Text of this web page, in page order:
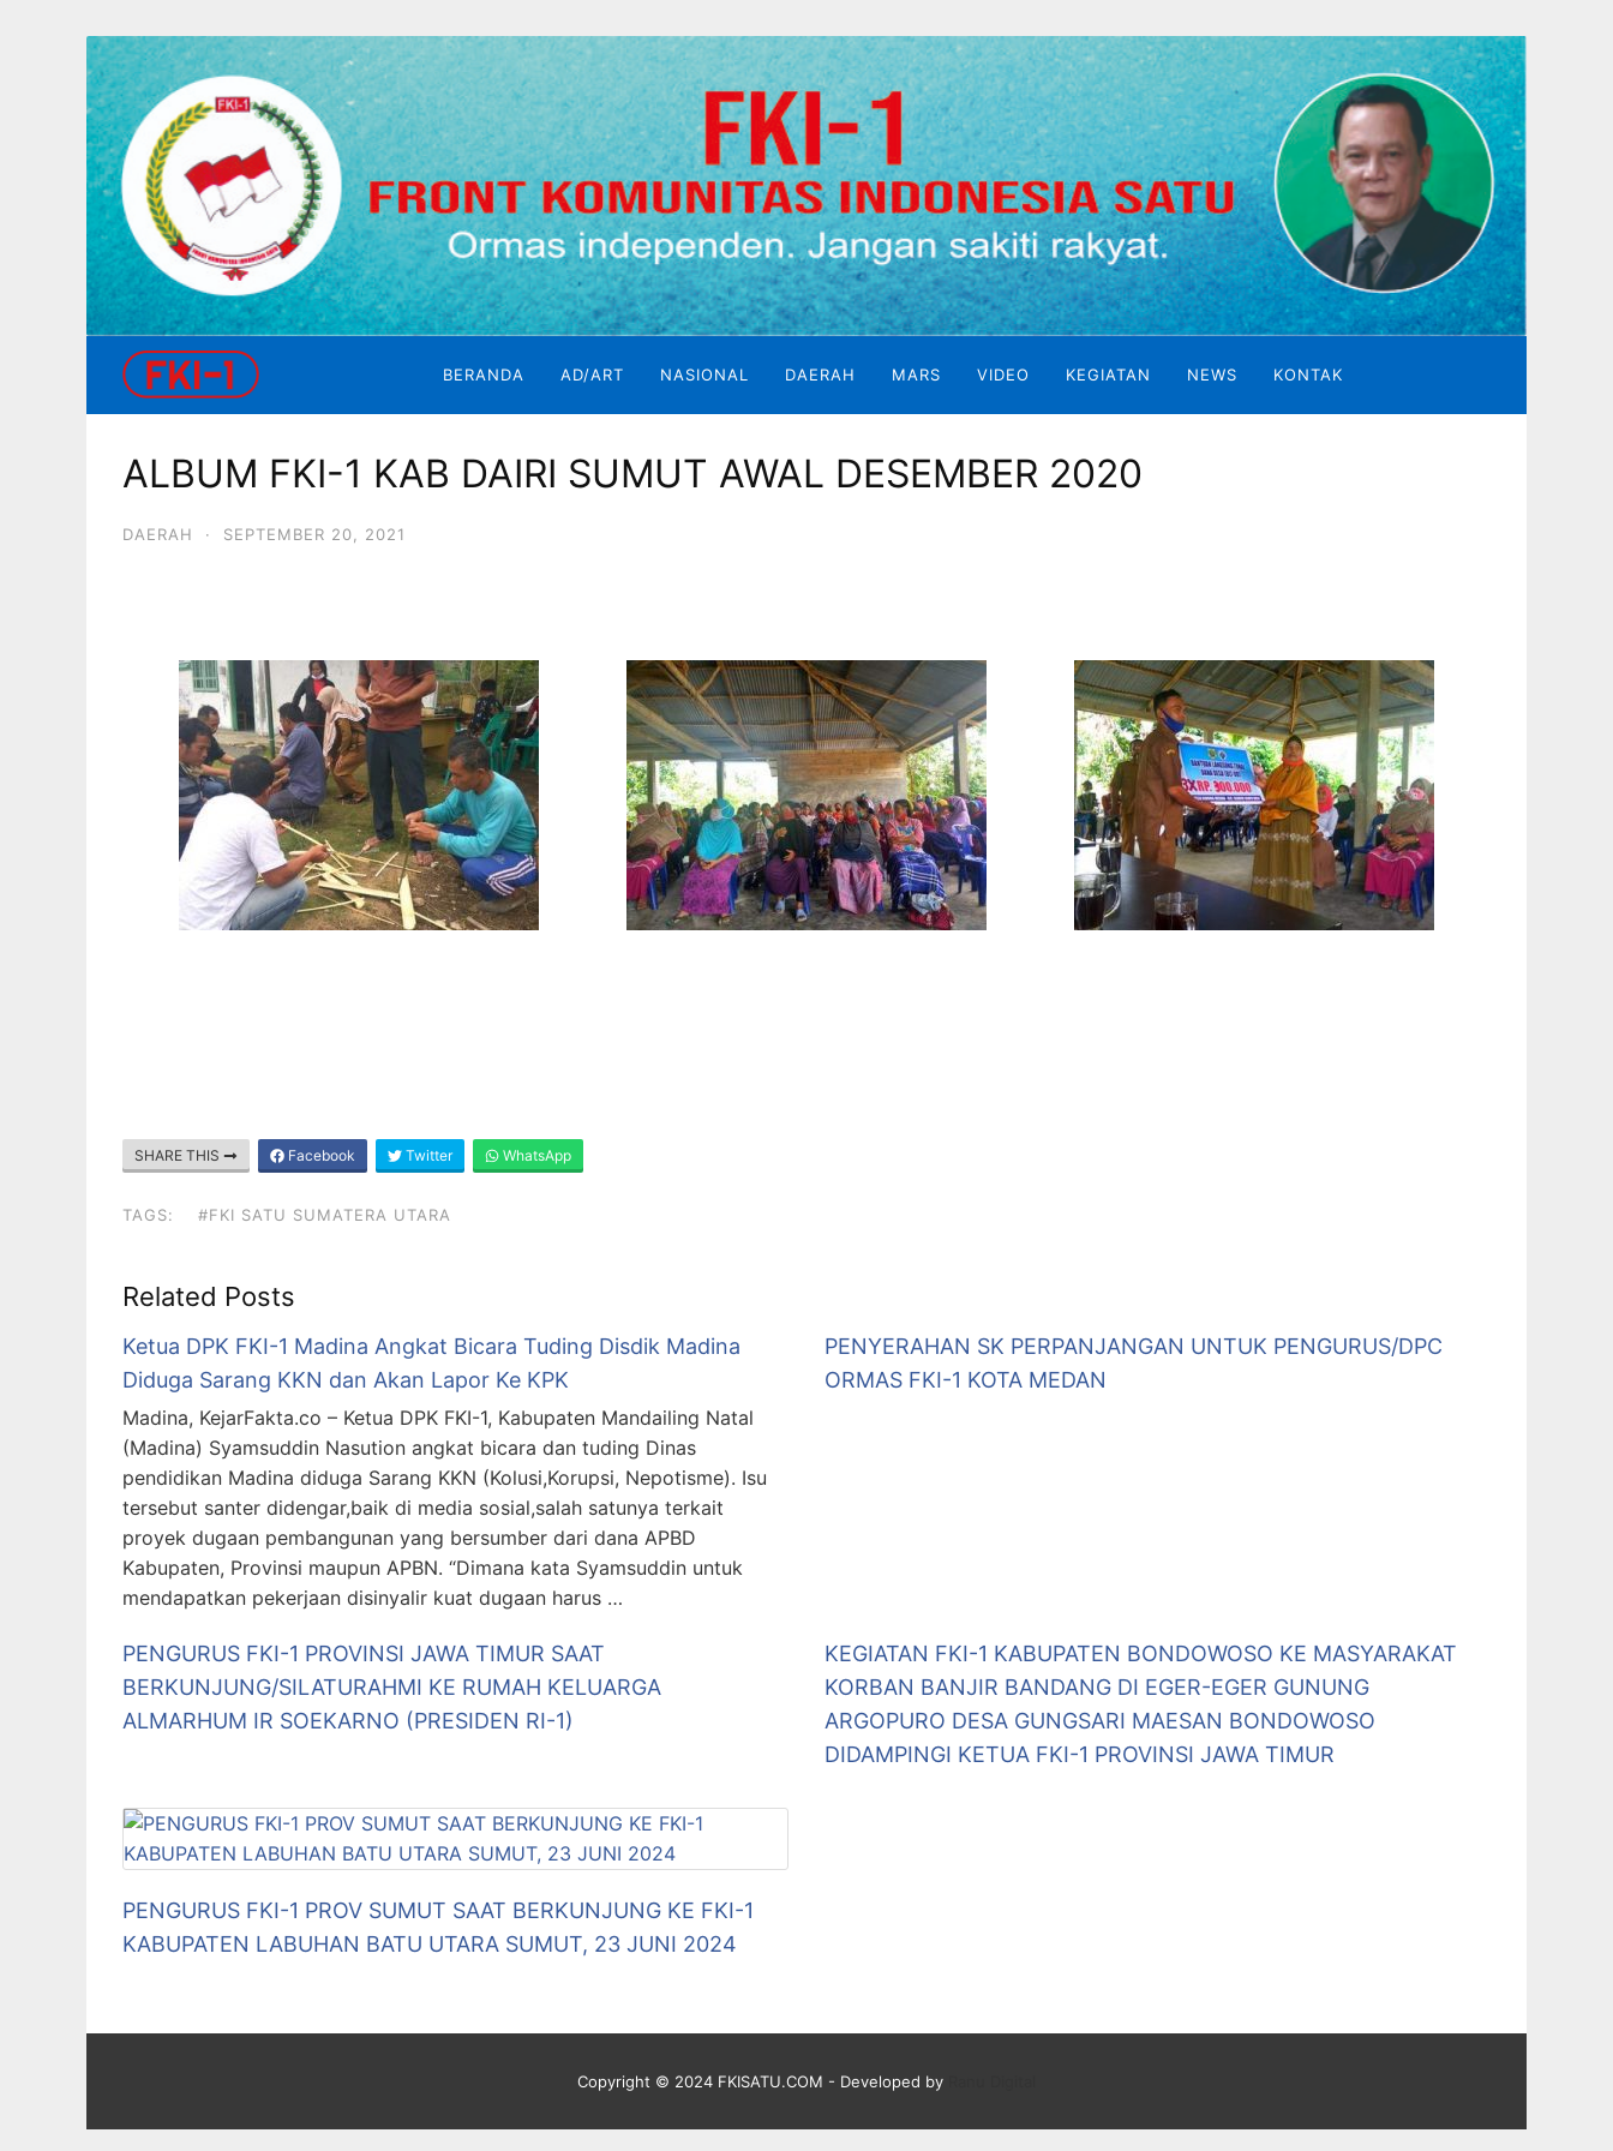
BERANDA AD/ART NASIONAL DAERAH MARS VIDEO KEGIATAN NEWS KONTAK
ALBUM FKI-1 KAB DAIRI SUMUT AWAL DESEMBER 2020
DAERAH · SEPTEMBER 20, 2021
SHARE THIS Facebook Twitter WhatsApp
TAGS: #FKI SATU SUMATERA UTARA
Related Posts
Ketua DPK FKI-1 Madina Angkat Bicara Tuding Disdik Madina
Diduga Sarang KKN dan Akan Lapor Ke KPK
Madina, KejarFakta.co – Ketua DPK FKI-1, Kabupaten Mandailing Natal
(Madina) Syamsuddin Nasution angkat bicara dan tuding Dinas
pendidikan Madina diduga Sarang KKN (Kolusi,Korupsi, Nepotisme). Isu
tersebut santer didengar,baik di media sosial,salah satunya terkait
proyek dugaan pembangunan yang bersumber dari dana APBD
Kabupaten, Provinsi maupun APBN. “Dimana kata Syamsuddin untuk
mendapatkan pekerjaan disinyalir kuat dugaan harus …
PENYERAHAN SK PERPANJANGAN UNTUK PENGURUS/DPC
ORMAS FKI-1 KOTA MEDAN
PENGURUS FKI-1 PROVINSI JAWA TIMUR SAAT
BERKUNJUNG/SILATURAHMI KE RUMAH KELUARGA
ALMARHUM IR SOEKARNO (PRESIDEN RI-1)
KEGIATAN FKI-1 KABUPATEN BONDOWOSO KE MASYARAKAT
KORBAN BANJIR BANDANG DI EGER-EGER GUNUNG
ARGOPURO DESA GUNGSARI MAESAN BONDOWOSO
DIDAMPINGI KETUA FKI-1 PROVINSI JAWA TIMUR
PENGURUS FKI-1 PROV SUMUT SAAT BERKUNJUNG KE FKI-1
KABUPATEN LABUHAN BATU UTARA SUMUT, 23 JUNI 2024
Copyright © 2024 FKISATU.COM - Developed by